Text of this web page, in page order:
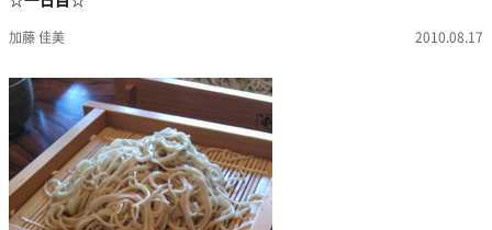
加藤 佳美 2010.08.17